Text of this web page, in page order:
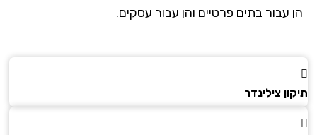
עבור בתים פרטיים והן עבור עסקים.
צילינדר